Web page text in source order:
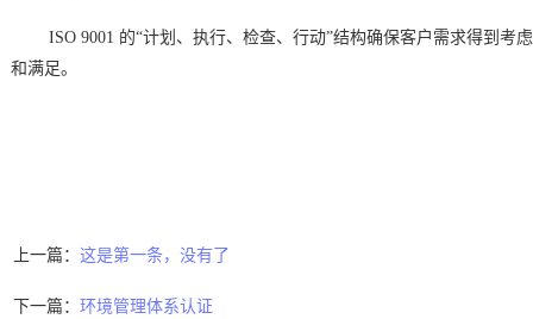
ISO 9001 的“计划、执行、检查、行动”结构确保客户需求得到考虑
和满足。
上一篇： 这是第一条，没有了
下一篇： 环境管理体系认证